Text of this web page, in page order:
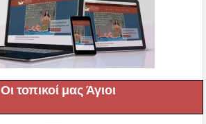
Οι τοπικοί μας Άγιοι